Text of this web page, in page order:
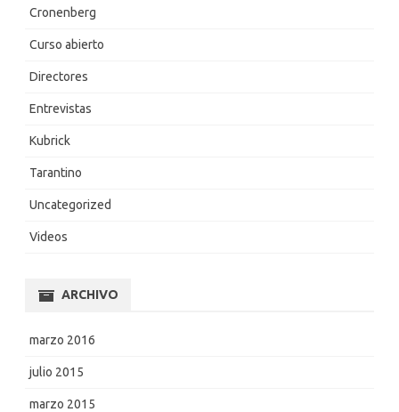
Cronenberg
Curso abierto
Directores
Entrevistas
Kubrick
Tarantino
Uncategorized
Videos
ARCHIVO
marzo 2016
julio 2015
marzo 2015